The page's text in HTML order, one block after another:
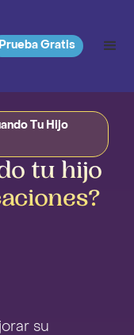
Prueba Gratis
Tu Hijo
tu hijo
su